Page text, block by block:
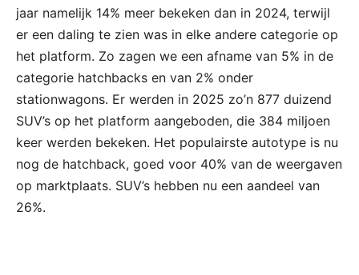
jaar namelijk 14% meer bekeken dan in 2024, terwijl
er een daling te zien was in elke andere categorie op
het platform. Zo zagen we een afname van 5% in de
categorie hatchbacks en van 2% onder
stationwagons. Er werden in 2025 zo’n 877 duizend
SUV’s op het platform aangeboden, die 384 miljoen
keer werden bekeken. Het populairste autotype is nu
nog de hatchback, goed voor 40% van de weergaven
op marktplaats. SUV’s hebben nu een aandeel van
26%.